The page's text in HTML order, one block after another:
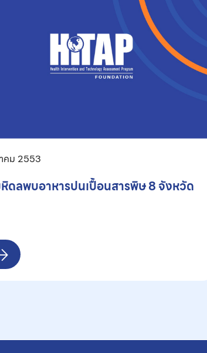
คม 2553
ดลพบอาหารปนเปื้อนสารพิษ 8 จังหวัด